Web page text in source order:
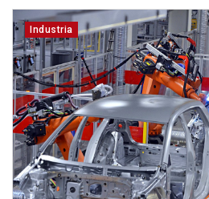
Industria